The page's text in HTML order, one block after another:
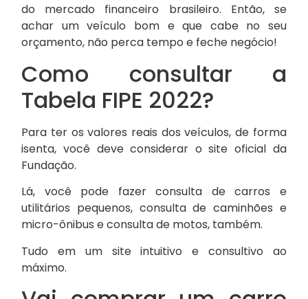
do mercado financeiro brasileiro. Então, se
achar um veículo bom e que cabe no seu
orçamento, não perca tempo e feche negócio!
Como consultar a
Tabela FIPE 2022?
Para ter os valores reais dos veículos, de forma
isenta, você deve considerar o site oficial da
Fundação.
Lá, você pode fazer consulta de carros e
utilitários pequenos, consulta de caminhões e
micro-ônibus e consulta de motos, também.
Tudo em um site intuitivo e consultivo ao
máximo.